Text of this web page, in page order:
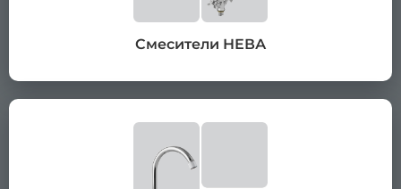
Смесители НЕВА